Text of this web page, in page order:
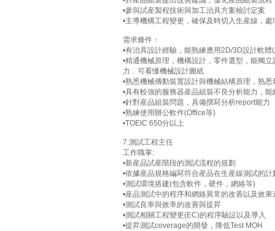
•參與試産製程技術與加工治具方案檢討定案
•主導機構工程變更，確保及時切入生産線，
需求條件：
•有治具設計經驗，能熟練應用2D/3D設計軟
•精通機械原理，機構設計，零件選型，能獨
力﹐可看懂機械設計圖紙
•熟悉機械傳動裝置設計與機械結構原理，熟
•具有較強的服務器産品組裝不良分析能力，
•針對産品組裝問題，具備撰冩分析report能力
•熟練使用辦公軟件(Office等)
•TOEIC 650分以上
7.測試工程主任
工作職掌:
•新産品試産階段的測試流程的規劃
•依據産品規格編冩符合産品在生産線測試的計
•測試環境搭建(包含軟件，硬件，網絡等)
•産品測試中的程序和網絡異常的改善以及效果
•測試良率與效率的改善與提昇
•測試相關工程變更(EC)的程序驗証以及導入
•提昇測試coverage的開發，降低Test MOH